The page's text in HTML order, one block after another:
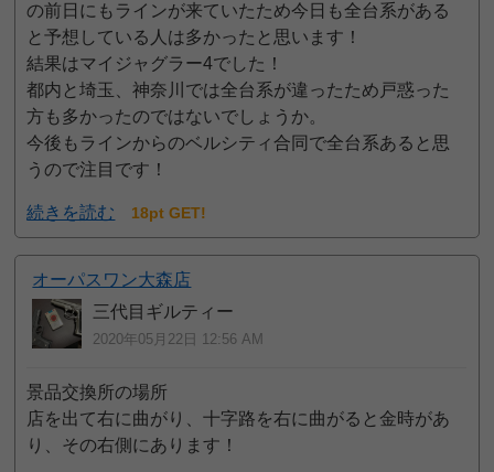
の前日にもラインが来ていたため今日も全台系がある
と予想している人は多かったと思います！
結果はマイジャグラー4でした！
都内と埼玉、神奈川では全台系が違ったため戸惑った
方も多かったのではないでしょうか。
今後もラインからのベルシティ合同で全台系あると思
うので注目です！
続きを読む 18pt GET!
オーパスワン大森店
三代目ギルティー
2020年05月22日 12:56 AM
景品交換所の場所
店を出て右に曲がり、十字路を右に曲がると金時があ
り、その右側にあります！